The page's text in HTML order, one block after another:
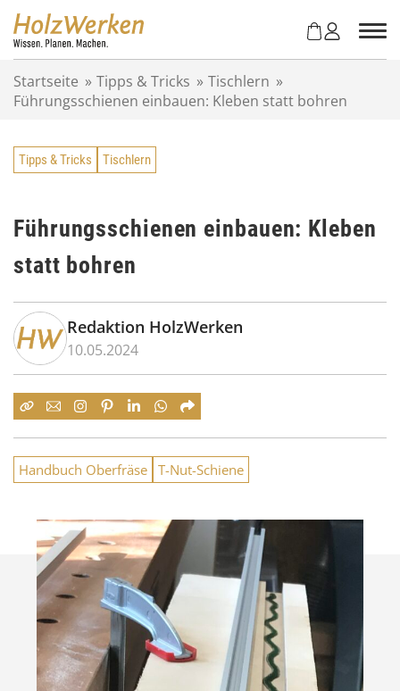
Startseite » Tipps & Tricks » Tischlern »
Führungsschienen einbauen: Kleben statt bohren
Tipps & Tricks Tischlern
Führungsschienen einbauen: Kleben
statt bohren
Redaktion HolzWerken
10.05.2024
Handbuch Oberfräse T-Nut-Schiene